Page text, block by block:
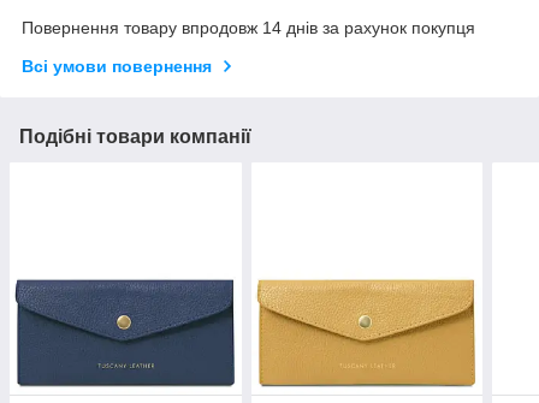
Повернення товару впродовж 14 днів за рахунок покупця
Всі умови повернення
Подібні товари компанії